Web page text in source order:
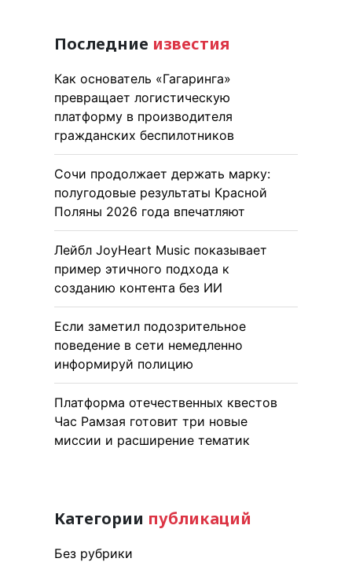
Последние известия
Как основатель «Гагаринга»
превращает логистическую
платформу в производителя
гражданских беспилотников
Сочи продолжает держать марку:
полугодовые результаты Красной
Поляны 2026 года впечатляют
Лейбл JoyHeart Music показывает
пример этичного подхода к
созданию контента без ИИ
Если заметил подозрительное
поведение в сети немедленно
информируй полицию
Платформа отечественных квестов
Час Рамзая готовит три новые
миссии и расширение тематик
Категории публикаций
Без рубрики